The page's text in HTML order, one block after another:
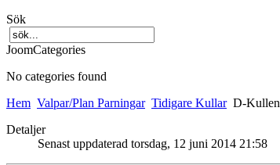
Sök
JoomCategories
No categories found
Hem Valpar/Plan Parningar Tidigare Kullar D-Kullen
Detaljer
Senast uppdaterad torsdag, 12 juni 2014 21:58